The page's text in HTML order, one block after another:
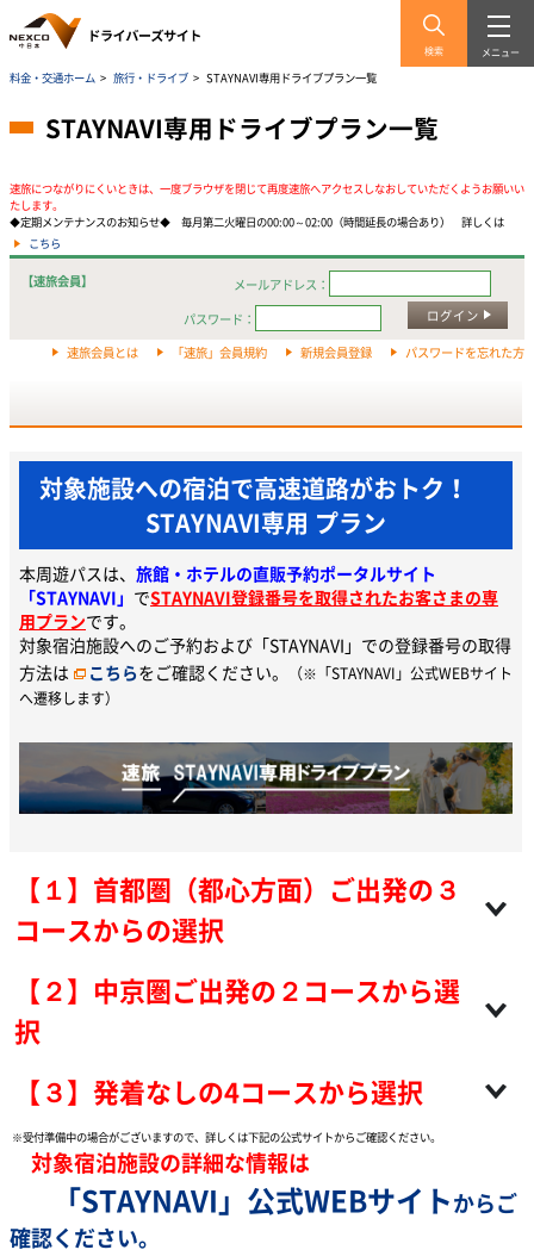
検索 メニュー
料金・交通ホーム > 旅行・ドライブ > STAYNAVI専用ドライブプラン一覧
STAYNAVI専用ドライブプラン一覧
速旅につながりにくいときは、一度ブラウザを閉じて再度速旅へアクセスしなおしていただくようお願いい
たします。
◆定期メンテナンスのお知らせ◆ 毎月第二火曜日の00:00～02:00（時間延長の場合あり） 詳しくは
こちら
【速旅会員】
メールアドレス：
パスワード：
ログイン
速旅会員とは 「速旅」会員規約 新規会員登録 パスワードを忘れた方
対象施設への宿泊で高速道路がおトク！
STAYNAVI専用 プラン
本周遊パスは、 旅館・ホテルの直販予約ポータルサイト
「STAYNAVI」 でSTAYNAVI登録番号を取得されたお客さまの専
用プランです。
対象宿泊施設へのご予約および「STAYNAVI」での登録番号の取得
方法は
こちらをご確認ください。
（※「STAYNAVI」公式WEBサイト
へ遷移します）
【１】首都圏（都心方面）ご出発の３
コースからの選択
【２】中京圏ご出発の２コースから選
択
【３】発着なしの4コースから選択
※受付準備中の場合がございますので、詳しくは下記の公式サイトからご確認ください。
対象宿泊施設の詳細な情報は
「STAYNAVI」公式WEBサイトからご
確認ください。